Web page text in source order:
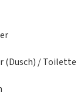
(Dusch) / Toilette